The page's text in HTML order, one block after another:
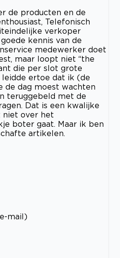
de producten en de
Telefonisch
verkoper
kennis van de
medewerker doet
maar loopt niet “the
die per slot grote
ertoe dat ik (de
de dag moest wachten
teruggebeld met de
Dat is een kwalijke
niet over het
boter gaat. Maar ik ben
artikelen.
mail)